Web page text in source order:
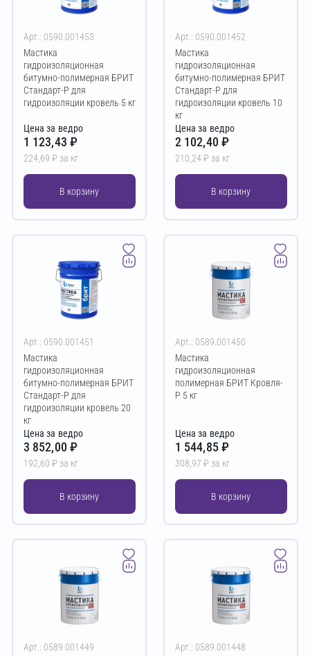
Арт.: 0590.001453
Мастика
гидроизоляционная
битумно-полимерная БРИТ
Стандарт-Р для
гидроизоляции кровель 5 кг
Цена за ведро
1 123,43 ₽
224,69 ₽ за кг
В корзину
Арт.: 0590.001452
Мастика
гидроизоляционная
битумно-полимерная БРИТ
Стандарт-Р для
гидроизоляции кровель 10
кг
Цена за ведро
2 102,40 ₽
210,24 ₽ за кг
В корзину
Арт.: 0590.001451
Мастика
гидроизоляционная
битумно-полимерная БРИТ
Стандарт-Р для
гидроизоляции кровель 20
кг
Цена за ведро
3 852,00 ₽
192,60 ₽ за кг
В корзину
Арт.: 0589.001450
Мастика
гидроизоляционная
полимерная БРИТ Кровля-
Р 5 кг
Цена за ведро
1 544,85 ₽
308,97 ₽ за кг
В корзину
Арт.: 0589.001449
Арт.: 0589.001448